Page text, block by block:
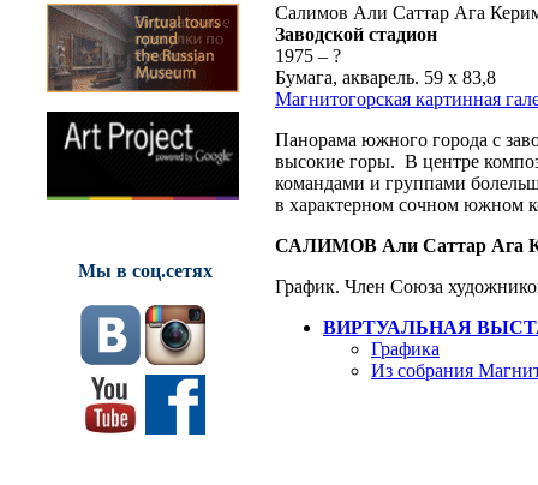
Мы в соц.сетях
Салимов Али Саттар Ага
Заводской стадион
1975 – ?
Бумага, акварель. 59 х 83,8
Магнитогорская картинная
Панорама южного города с
высокие горы. В центре
командами и группами
в характерном сочном южном
САЛИМОВ Али Саттар Ага
График. Член Союза
ВИРТУАЛЬНАЯ
Графика
Из собрания